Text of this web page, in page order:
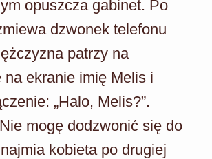
opuszcza gabinet. Po
dzwonek telefonu
patrzy na
na ekranie imię Melis i
„Halo, Melis?”.
mogę dodzwonić się do
kobieta po drugiej